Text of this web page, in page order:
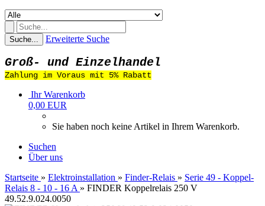
Suche... Erweiterte Suche
Groß- und Einzelhandel
Zahlung im Voraus mit 5% Rabatt
Ihr Warenkorb
0,00 EUR
Sie haben noch keine Artikel in Ihrem Warenkorb.
Suchen
Über uns
Startseite » Elektroinstallation » Finder-Relais » Serie 49 - Koppel-
Relais 8 - 10 - 16 A » FINDER Koppelrelais 250 V
49.52.9.024.0050